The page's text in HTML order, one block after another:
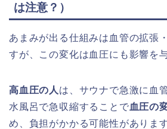
は注意？）
あまみが出る仕組みは血管の拡張
すが、この変化は血圧にも影響を
高血圧の人 は、サウナで急激に血
水風呂で急収縮することで血圧の
め、負担がかかる可能性がありま